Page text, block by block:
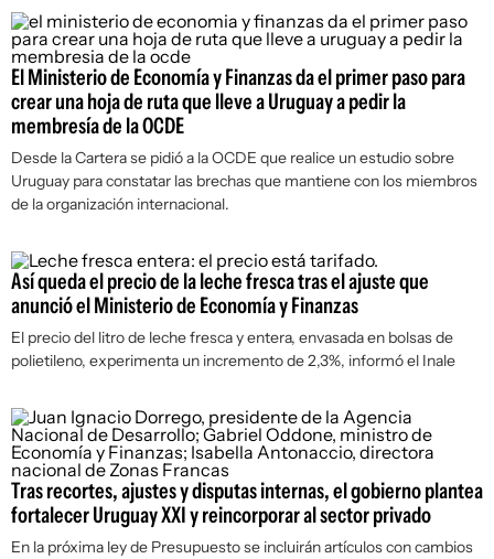
El Ministerio de Economía y Finanzas da el primer paso para
crear una hoja de ruta que lleve a Uruguay a pedir la
membresía de la OCDE
Desde la Cartera se pidió a la OCDE que realice un estudio sobre
Uruguay para constatar las brechas que mantiene con los miembros
de la organización internacional.
Así queda el precio de la leche fresca tras el ajuste que
anunció el Ministerio de Economía y Finanzas
El precio del litro de leche fresca y entera, envasada en bolsas de
polietileno, experimenta un incremento de 2,3%, informó el Inale
Tras recortes, ajustes y disputas internas, el gobierno plantea
fortalecer Uruguay XXI y reincorporar al sector privado
En la próxima ley de Presupuesto se incluirán artículos con cambios